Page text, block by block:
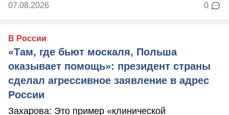
07.08.2026 0
В России
«Там, где бьют москаля, Польша
оказывает помощь»: президент страны
сделал агрессивное заявление в адрес
России
Захарова: Это пример «клинической